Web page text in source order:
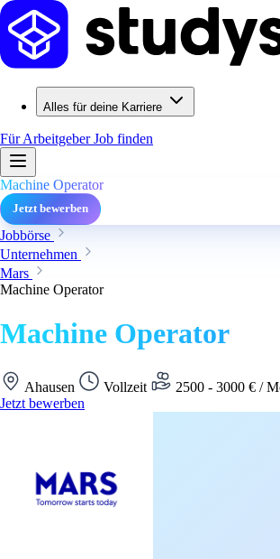
Alles für deine Karriere
Für ArbeitgeberJob finden
Machine Operator
Jetzt bewerben
Jobbörse
Unternehmen
Mars
Machine Operator
Machine Operator
Ahausen Vollzeit 2500 - 3000 € /
Jetzt bewerben